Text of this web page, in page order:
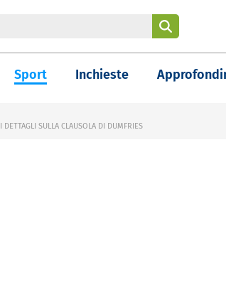
Sport Inchieste
DETTAGLI SULLA CLAUSOLA DI DUMFRIES